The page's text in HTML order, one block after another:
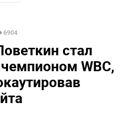
6904
стал
WBC,